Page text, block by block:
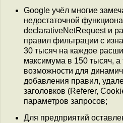
Google учёл многие
недостаточной
declarativeNetRequest и
правил фильтрации с
30 тысяч на каждое
максимума в 150 тысяч, а
возможности для
добавления правил,
заголовков (Referer,
параметров запросов;
Для предприятий